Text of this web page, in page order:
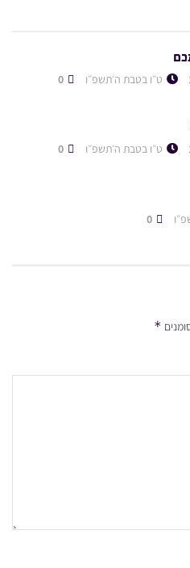
ט״ו בטבת ה׳תשפ״ו
ט״ו בטבת ה׳תשפ״ו
*